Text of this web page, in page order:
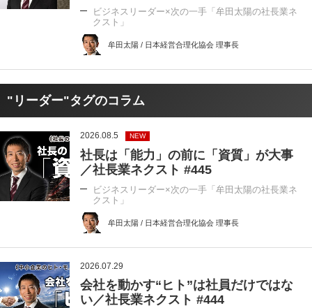
ビジネスリーダー×次の一手「牟田太陽の社長業ネ
クスト」
牟田太陽 / 日本経営合理化協会 理事長
"リーダー"タグのコラム
2026.08.5 NEW
社長は「能力」の前に「資質」が大事
／社長業ネクスト #445
ビジネスリーダー×次の一手「牟田太陽の社長業ネ
クスト」
牟田太陽 / 日本経営合理化協会 理事長
2026.07.29
会社を動かす“ヒト”は社員だけではな
い／社長業ネクスト #444